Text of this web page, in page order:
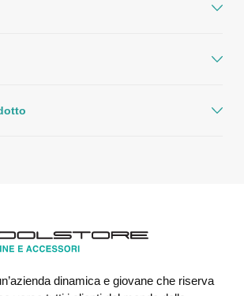
dinamica e giovane che riserva